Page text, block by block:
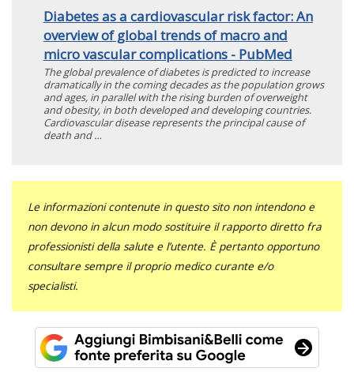
Diabetes as a cardiovascular risk factor: An
overview of global trends of macro and
micro vascular complications - PubMed
The global prevalence of diabetes is predicted to increase
dramatically in the coming decades as the population grows
and ages, in parallel with the rising burden of overweight
and obesity, in both developed and developing countries.
Cardiovascular disease represents the principal cause of
death and …
Le informazioni contenute in questo sito non intendono e
non devono in alcun modo sostituire il rapporto diretto fra
professionisti della salute e l’utente. È pertanto opportuno
consultare sempre il proprio medico curante e/o
specialisti.